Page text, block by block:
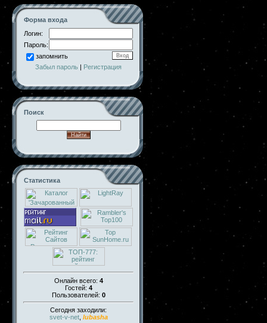
Форма входа
Логин:
Пароль:
запомнить
Забыл пароль | Регистрация
Поиск
Статистика
Онлайн всего: 4
Гостей: 4
Пользователей: 0
Сегодня заходили:
svet-v-net, lubasha